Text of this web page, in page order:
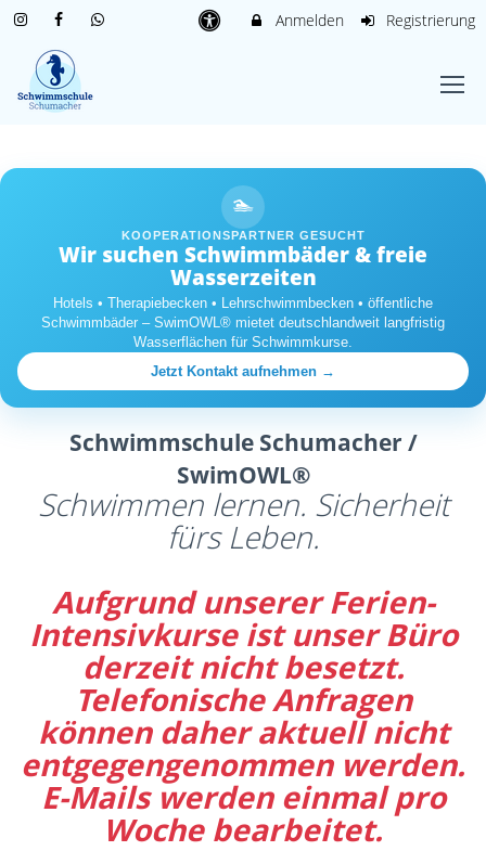
Anmelden Registrierung
🏊
KOOPERATIONSPARTNER GESUCHT
Wir suchen Schwimmbäder & freie
Wasserzeiten
Hotels • Therapiebecken • Lehrschwimmbecken • öffentliche
Schwimmbäder – SwimOWL® mietet deutschlandweit langfristig
Wasserflächen für Schwimmkurse.
Jetzt Kontakt aufnehmen →
Schwimmschule Schumacher /
SwimOWL®
Schwimmen lernen. Sicherheit
fürs Leben.
Aufgrund unserer Ferien-
Intensivkurse ist unser Büro
derzeit nicht besetzt.
Telefonische Anfragen
können daher aktuell nicht
entgegengenommen werden.
E-Mails werden einmal pro
Woche bearbeitet.